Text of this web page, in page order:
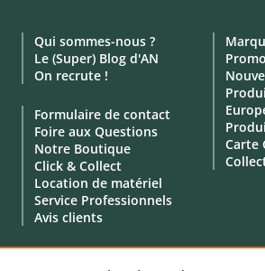
Qui sommes-nous ?
Le (Super) Blog d'AN
On recrute !
Formulaire de contact
Foire aux Questions
Notre Boutique
Click & Collect
Location de matériel
Service Professionnels
Avis clients
Carte